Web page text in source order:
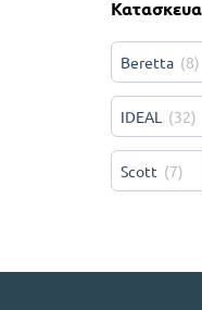
Beretta (8)
IDEAL (32)
Scott (7)